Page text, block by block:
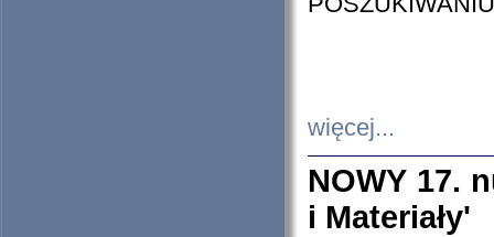
więcej...
NOWY 17.
i Materiały'